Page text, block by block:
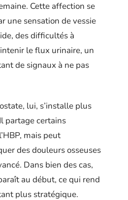
Cette affection se
une sensation de vessie
des difficultés à
le flux urinaire, un
de signaux à ne pas
lui, s’installe plus
partage certains
mais peut
des douleurs osseuses
Dans bien des cas,
au début, ce qui rend
plus stratégique.